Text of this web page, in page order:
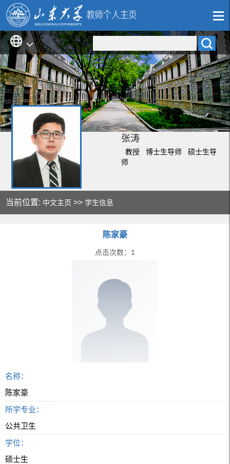
张涛
教授 博士生导师 硕士生导
师
当前位置: 中文主页 >>学生信息
陈家豪
点击次数： 1
名称：
陈家豪
所学专业：
公共卫生
学位：
硕士生